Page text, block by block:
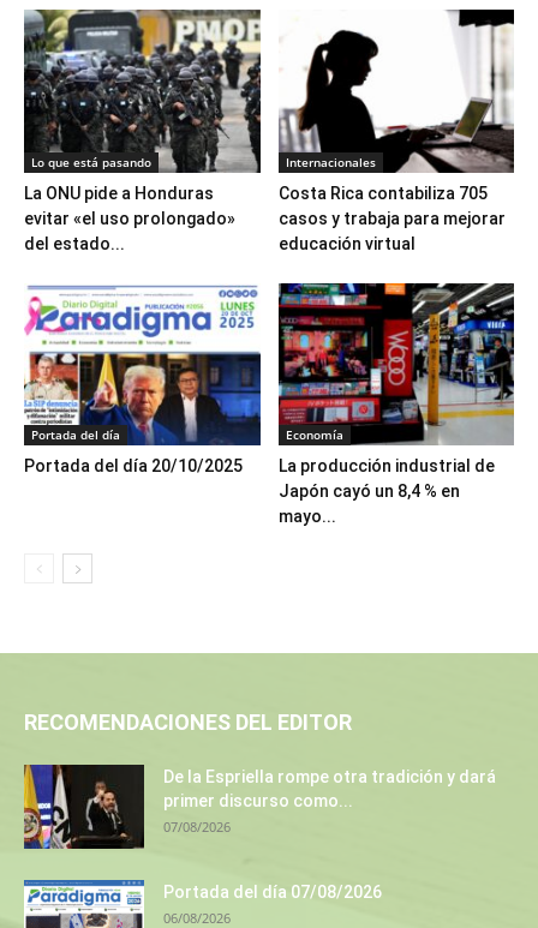
Lo que está pasando
La ONU pide a Honduras
evitar «el uso prolongado»
del estado...
Internacionales
Costa Rica contabiliza 705
casos y trabaja para mejorar
educación virtual
Portada del día
Portada del día 20/10/2025
Economía
La producción industrial de
Japón cayó un 8,4 % en
mayo...
RECOMENDACIONES DEL EDITOR
De la Espriella rompe otra tradición y dará
primer discurso como...
07/08/2026
Portada del día 07/08/2026
06/08/2026